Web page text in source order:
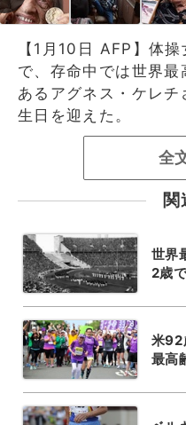
【1月10日 AFP】体
で、存命中では世界
あるアグネス・ケレ
生日を迎えた。
全
関
世界
2歳
米92
最高